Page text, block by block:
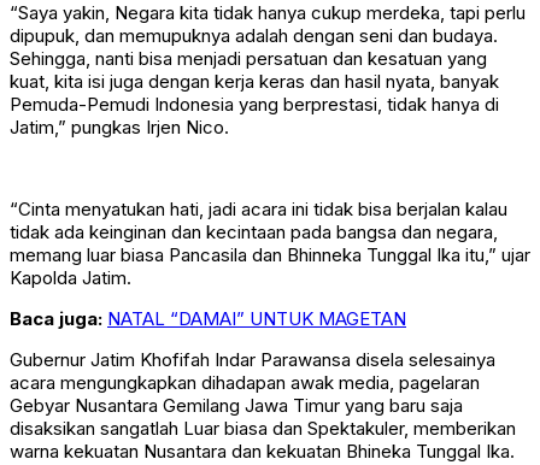
“Saya yakin, Negara kita tidak hanya cukup merdeka, tapi perlu
dipupuk, dan memupuknya adalah dengan seni dan budaya.
Sehingga, nanti bisa menjadi persatuan dan kesatuan yang
kuat, kita isi juga dengan kerja keras dan hasil nyata, banyak
Pemuda-Pemudi Indonesia yang berprestasi, tidak hanya di
Jatim,” pungkas Irjen Nico.
“Cinta menyatukan hati, jadi acara ini tidak bisa berjalan kalau
tidak ada keinginan dan kecintaan pada bangsa dan negara,
memang luar biasa Pancasila dan Bhinneka Tunggal Ika itu,” ujar
Kapolda Jatim.
Baca juga: NATAL “DAMAI” UNTUK MAGETAN
Gubernur Jatim Khofifah Indar Parawansa disela selesainya
acara mengungkapkan dihadapan awak media, pagelaran
Gebyar Nusantara Gemilang Jawa Timur yang baru saja
disaksikan sangatlah Luar biasa dan Spektakuler, memberikan
warna kekuatan Nusantara dan kekuatan Bhineka Tunggal Ika.